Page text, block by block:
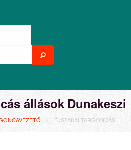
állások Dunakeszi
ÉJSZAKAI TARGONCÁS